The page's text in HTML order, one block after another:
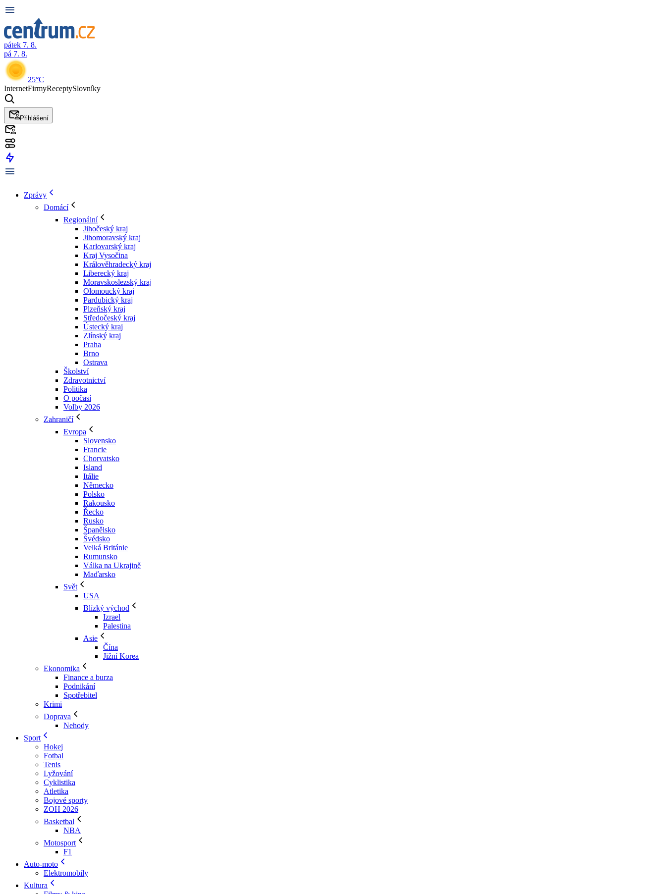
pátek 7. 8.
pá 7. 8.
25°C
InternetFirmyReceptySlovníky
Přihlášení
Zprávy
Domácí
Regionální
Jihočeský kraj
Jihomoravský kraj
Karlovarský kraj
Kraj Vysočina
Králověhradecký kraj
Liberecký kraj
Moravskoslezský kraj
Olomoucký kraj
Pardubický kraj
Plzeňský kraj
Středočeský kraj
Ústecký kraj
Zlínský kraj
Praha
Brno
Ostrava
Školství
Zdravotnictví
Politika
O počasí
Volby 2026
Zahraničí
Evropa
Slovensko
Francie
Chorvatsko
Island
Itálie
Německo
Polsko
Rakousko
Řecko
Rusko
Španělsko
Švédsko
Velká Británie
Rumunsko
Válka na Ukrajině
Maďarsko
Svět
USA
Blízký východ
Izrael
Palestina
Asie
Čína
Jižní Korea
Ekonomika
Finance a burza
Podnikání
Spotřebitel
Krimi
Doprava
Nehody
Sport
Hokej
Fotbal
Tenis
Lyžování
Cyklistika
Atletika
Bojové sporty
ZOH 2026
Basketbal
NBA
Motosport
F1
Auto-moto
Elektromobily
Kultura